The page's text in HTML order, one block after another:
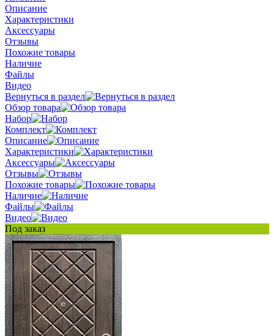
Описание
Характеристики
Аксессуары
Отзывы
Похожие товары
Наличие
Файлы
Видео
Вернуться в раздел
Обзор товара
Набор
Комплект
Описание
Характеристики
Аксессуары
Отзывы
Похожие товары
Наличие
Файлы
Видео
Под заказ